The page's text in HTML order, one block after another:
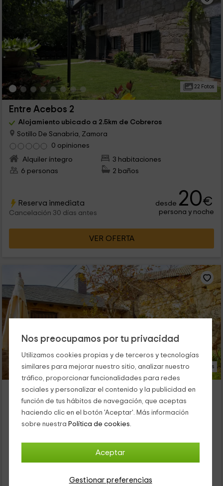
Nos preocupamos por tu privacidad
Utilizamos cookies propias y de terceros y tecnologías
similares para mejorar nuestro sitio, analizar nuestro
tráfico, proporcionar funcionalidades para redes
sociales y personalizar el contenido y la publicidad en
función de tus hábitos de navegación, que aceptas
haciendo clic en el botón 'Aceptar'. Más información
sobre nuestra Política de cookies.
Aceptar
Gestionar preferencias
22 Fotos
Entre Acebos 2
Alojamiento ubicado a 2.5km de Cobreros
Sotillo De Sanabria, Zamora
0 opiniones
Alquiler íntegro
3 habitaciones
6 personas
2 baños
Reserva inmediata
Cancelación 30 días antes
desde 20€
persona y noche
VER OFERTA
25 Fotos
Entre Acebos 3
Alojamiento ubicado a 2.5km de Cobreros
Sotillo De Sanabria, Zamora
0 opiniones
2 baños
Reserva inmediata